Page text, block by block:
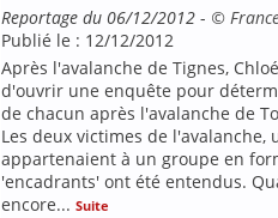
Reportage du 06/12/2012 - ©
Publié le : 12/12/2012
Après l'avalanche de Tignes,
d'ouvrir une enquête pour
de chacun après l'avalanche de
Les deux victimes de
appartenaient à un groupe en
'encadrants' ont été entendus.
encore... Suite